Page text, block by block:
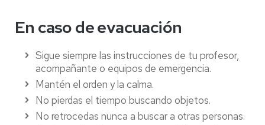
En caso de evacuación
Sigue siempre las instrucciones de tu profesor,
acompañante o equipos de emergencia.
Mantén el orden y la calma.
No pierdas el tiempo buscando objetos.
No retrocedas nunca a buscar a otras personas.